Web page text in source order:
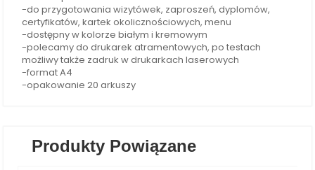
-do przygotowania wizytówek, zaproszeń, dyplomów,
certyfikatów, kartek okolicznościowych, menu
-dostępny w kolorze białym i kremowym
-polecamy do drukarek atramentowych, po testach
możliwy także zadruk w drukarkach laserowych
-format A4
-opakowanie 20 arkuszy
Produkty Powiązane